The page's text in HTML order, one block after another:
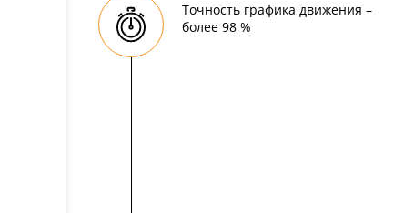
Точность графика движения –
более 98 %